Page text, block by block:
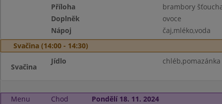
Příloha
brambory
Doplněk
ovoce
Nápoj
čaj,mléko,voda
Svačina (14:00 - 14:30)
Svačina
Jídlo
Menu Chod
Pondělí 18. 11. 2024